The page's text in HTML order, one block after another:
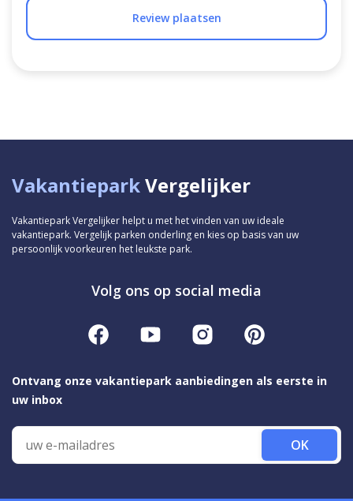
Review plaatsen
VakantieparkVergelijker
Vakantiepark Vergelijker helpt u met het vinden van uw ideale
vakantiepark. Vergelijk parken onderling en kies op basis van uw
persoonlijk voorkeuren het leukste park.
Volg ons op social media
Ontvang onze vakantiepark aanbiedingen als eerste in
uw inbox
OK